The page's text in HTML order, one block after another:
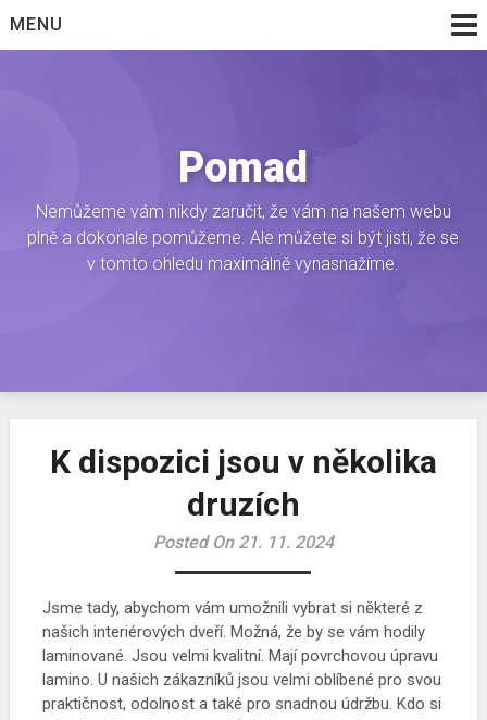
toMENU
Pomad
Nemůžeme vám nikdy zaručit, že vám na našem webu
plně a dokonale pomůžeme. Ale můžete si být jisti, že se
v tomto ohledu maximálně vynasnažíme.
K dispozici jsou v několika
druzích
Posted On 21. 11. 2024
Jsme tady, abychom vám umožnili vybrat si některé z
našich interiérových dveří. Možná, že by se vám hodily
laminované. Jsou velmi kvalitní. Mají povrchovou úpravu
lamino. U našich zákazníků jsou velmi oblíbené pro svou
praktičnost, odolnost a také pro snadnou údržbu. Kdo si